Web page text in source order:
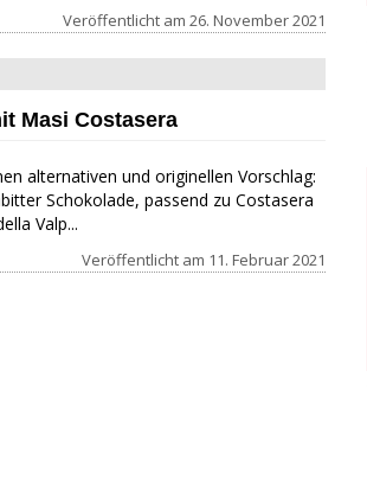
Veröffentlicht am 26. November 2021
Masi Costasera
alternativen und originellen Vorschlag:
Schokolade, passend zu Costasera
Valp...
Veröffentlicht am 11. Februar 2021